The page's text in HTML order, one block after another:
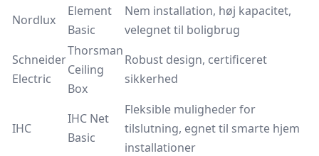
Nordlux
Element
Basic
Nem installation, høj kapacitet,
velegnet til boligbrug
Schneider
Electric
Thorsman
Ceiling
Box
Robust design, certificeret
sikkerhed
IHC
IHC Net
Basic
Fleksible muligheder for
tilslutning, egnet til smarte hjem
installationer